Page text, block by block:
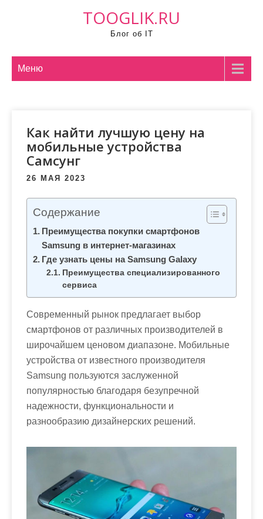
TOOGLIK.RU
Блог об IT
Меню
Как найти лучшую цену на
мобильные устройства
Самсунг
26 МАЯ 2023
Содержание
Преимущества покупки смартфонов
Samsung в интернет-магазинах
Где узнать цены на Samsung Galaxy
Преимущества специализированного
сервиса
Современный рынок предлагает выбор
смартфонов от различных производителей в
широчайшем ценовом диапазоне. Мобильные
устройства от известного производителя
Samsung пользуются заслуженной
популярностью благодаря безупречной
надежности, функциональности и
разнообразию дизайнерских решений.